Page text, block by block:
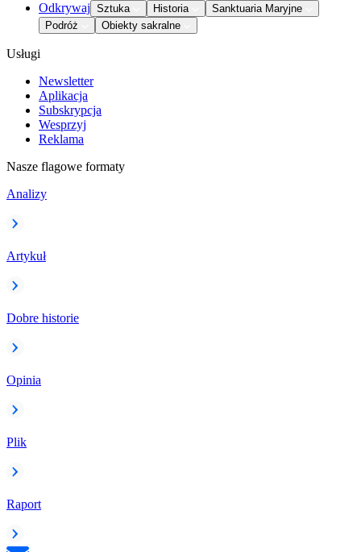
Odkrywaj Sztuka Historia
Sanktuaria Maryjne
Podróż
Obiekty sakralne
Usługi
Newsletter
Aplikacja
Subskrypcja
Wesprzyj
Reklama
Nasze flagowe formaty
Analizy
Artykuł
Dobre historie
Opinia
Plik
Raport